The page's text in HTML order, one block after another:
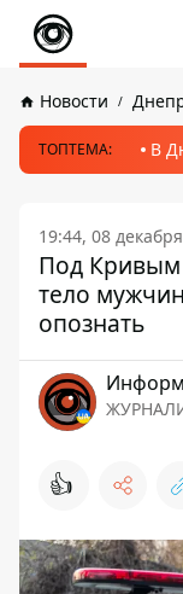
Новости
ТОПТЕМА: В
19:44, 08
Под Кривым
тело
опознать
👍